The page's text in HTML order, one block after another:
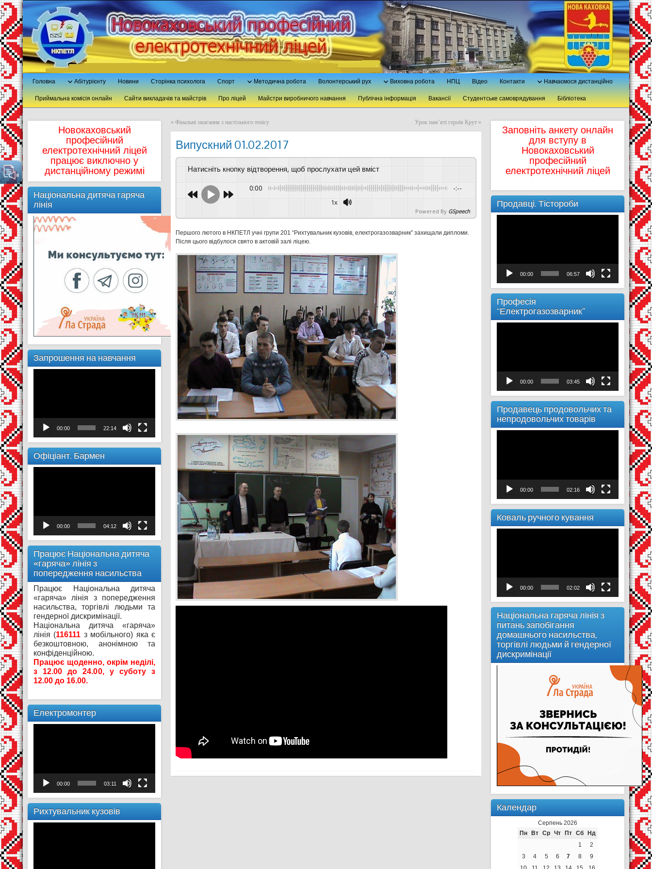
Головна Абітурієнту Новини Сторінка психолога Спорт Методична робота Волонтерський рух Виховна робота НПЦ Відео Контакти Навчаємося дистанційно
Приймальна комісія онлайн Сайти викладачів та майстрів Про ліцей Майстри виробничого навчання Публічна інформація Вакансії Студентське самоврядування Бібліотека
Новокаховський
професійний
електротехнічний ліцей
працює виключно у
дистанційному режимі
Національна дитяча гаряча
лінія
Запрошення на навчання
00:00 22:14
Офіціант. Бармен
00:00 04:12
Працює Національна дитяча
«гаряча» лінія з
попередження насильства
Працює Національна дитяча
«гаряча» лінія з попередження
насильства, торгівлі людьми та
гендерної дискримінації.
Національна дитяча «гаряча»
лінія (116111 з мобільного) яка є
безкоштовною, анонімною та
конфіденційною.
Працює щоденно, окрім неділі,
з 12.00 до 24.00, у суботу з
12.00 до 16.00.
Електромонтер
00:00 03:11
Рихтувальник кузовів
« Фінальні змагання з настільного тенісу Урок пам’яті героїв Крут »
Випускний 01.02.2017
Натисніть кнопку відтворення, щоб прослухати цей вміст
0:00 -:--
1x
Powered By GSpeech
Першого лютого в НКПЕТЛ учні групи 201 “Рихтувальник кузовів, електрогазозварник” захищали дипломи.
Після цього відбулося свято в актовій залі ліцею.
Заповніть анкету онлайн
для вступу в
Новокаховський
професійний
електротехнічний ліцей
Продавці. Тістороби
00:00 06:57
Професія
“Електрогазозварник”
00:00 03:45
Продавець продовольчих та
непродовольчих товарів
00:00 02:16
Коваль ручного кування
00:00 02:02
Національна гаряча лінія з
питань запобігання
домашнього насильства,
торгівлі людьми й гендерної
дискримінації
Календар
Серпень 2026
Пн Вт Ср Чт Пт Сб Нд
1
2
3
4 5 6 7 8
9